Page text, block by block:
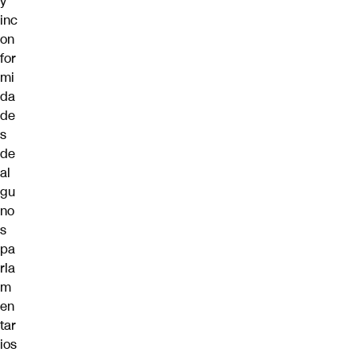
inc
on
for
mi
da
de
s
de
al
gu
no
s
pa
rla
m
en
tar
ios